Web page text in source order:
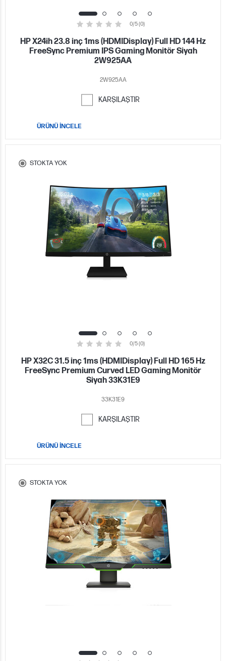
0/5 (0)
HP X24ih 23.8 inç 1ms (HDMIDisplay) Full HD 144 Hz
FreeSync Premium IPS Gaming Monitör Siyah
2W925AA
2W925AA
KARŞILAŞTIR
ÜRÜNÜ İNCELE
STOKTA YOK
0/5 (0)
HP X32C 31.5 inç 1ms (HDMIDisplay) Full HD 165 Hz
FreeSync Premium Curved LED Gaming Monitör
Siyah 33K31E9
33K31E9
KARŞILAŞTIR
ÜRÜNÜ İNCELE
STOKTA YOK